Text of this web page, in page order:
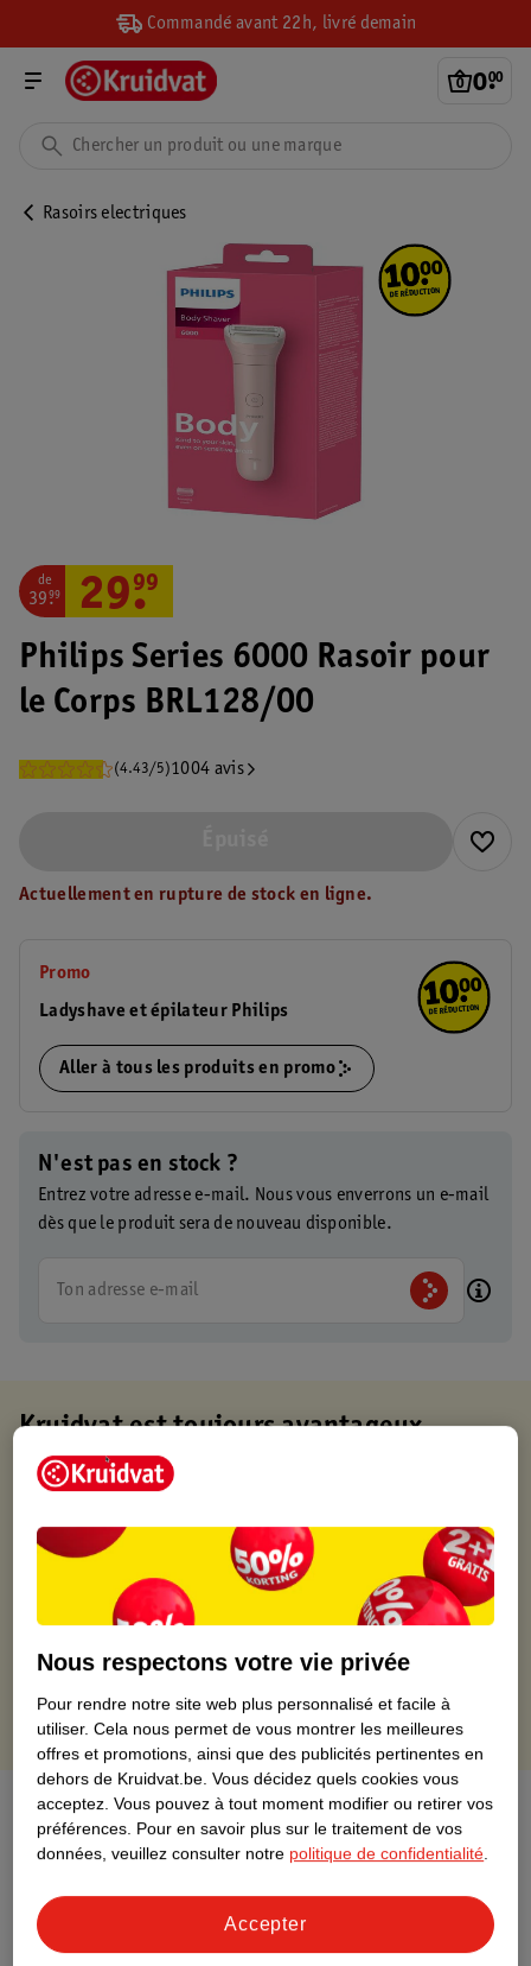
Commandé avant 22h, livré demain
0.
00
Rasoirs electriques
Philips Series 6000 Rasoir pour
le Corps BRL128/00
(4.43/5)1004 avis
de
39.
99 29.
99
Actuellement en rupture de stock en ligne.
Promo
Ladyshave et épilateur Philips
Aller à tous les produits en promo
N'est pas en stock ?
Entrez votre adresse e-mail. Nous vous enverrons un e-mail
dès que le produit sera de nouveau disponible.
Ton adresse e-mail
Kruidvat est toujours avantageux
Retirez votre commande gratuitement dans un magasin,
Commandé avant 22h en semaine, livré le lendemain
Livraison à domicile gratuite à partir de 50 euros ou
livraison gratuite sur divers produits promotionnels
Retours gratuits dans un délai de 30 jours
Points gratuits avec ta carte Kruidvat
À propos de ce produit
Informations relatives au produit
Informations figurant sur l'étiquette
Nous respectons votre vie privée
Pour rendre notre site web plus personnalisé et facile à
utiliser. Cela nous permet de vous montrer les meilleures
offres et promotions, ainsi que des publicités pertinentes en
dehors de Kruidvat.be. Vous décidez quels cookies vous
acceptez. Vous pouvez à tout moment modifier ou retirer vos
préférences. Pour en savoir plus sur le traitement de vos
données, veuillez consulter notre politique de confidentialité.
Accepter